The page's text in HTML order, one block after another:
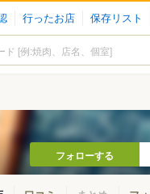
行ったお店 保存リスト
フォローする